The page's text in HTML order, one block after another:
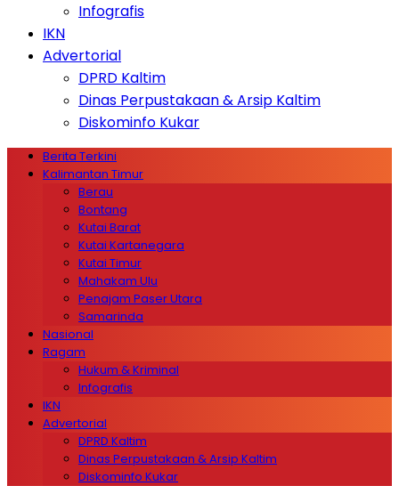
Infografis
IKN
Advertorial
DPRD Kaltim
Dinas Perpustakaan & Arsip Kaltim
Diskominfo Kukar
Berita Terkini
Kalimantan Timur
Berau
Bontang
Kutai Barat
Kutai Kartanegara
Kutai Timur
Mahakam Ulu
Penajam Paser Utara
Samarinda
Nasional
Ragam
Hukum & Kriminal
Infografis
IKN
Advertorial
DPRD Kaltim
Dinas Perpustakaan & Arsip Kaltim
Diskominfo Kukar